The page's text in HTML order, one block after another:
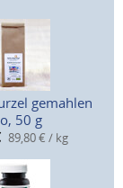
gemahlen
50 g
89,80 € / kg